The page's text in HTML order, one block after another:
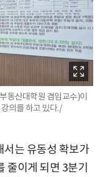
동산대학원 겸임교수)이
의를 하고 있다./
는 유동성 확보가
이게 되면 3분기